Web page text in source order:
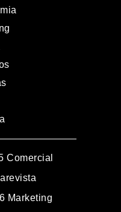
Comercial
Marketing